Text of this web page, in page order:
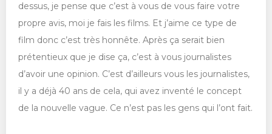
dessus, je pense que c’est à vous de vous faire votre
propre avis, moi je fais les films. Et j’aime ce type de
film donc c’est très honnête. Après ça serait bien
prétentieux que je dise ça, c’est à vous journalistes
d’avoir une opinion. C’est d’ailleurs vous les journalistes,
il y a déjà 40 ans de cela, qui avez inventé le concept
de la nouvelle vague. Ce n’est pas les gens qui l’ont fait.